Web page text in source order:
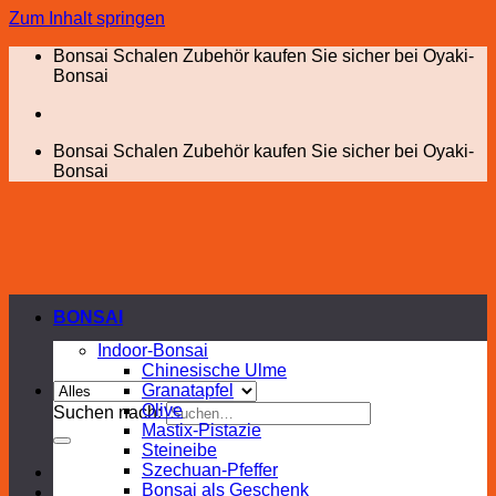
Zum Inhalt springen
Bonsai Schalen Zubehör kaufen Sie sicher bei Oyaki-
Bonsai
Bonsai Schalen Zubehör kaufen Sie sicher bei Oyaki-
Bonsai
Suchen nach:
BONSAI
Indoor-Bonsai
Chinesische Ulme
Granatapfel
Olive
Mastix-Pistazie
Steineibe
Szechuan-Pfeffer
Bonsai als Geschenk